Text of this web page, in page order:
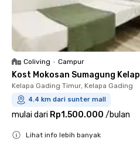
Coliving • Campur
Kost Mokosan Sumagung
Kelapa Gading Timur, Kelapa Gading
4.4 km dari sunter mall
mulai dari Rp1.500.000 /bulan
Lihat info lebih banyak